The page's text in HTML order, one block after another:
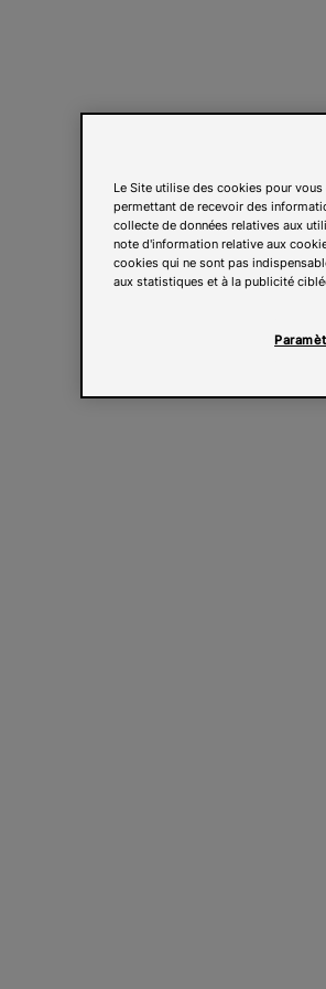
Le Site utilise des cookies pour
permettant de recevoir des
collecte de données relatives aux
note d'information relative aux
cookies qui ne sont pas
aux statistiques et à la publicité